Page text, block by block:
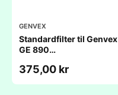
GENVEX
Standardfilter til Genvex
GE 890
375,00 kr